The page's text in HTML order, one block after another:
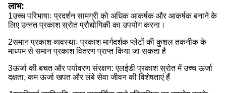
लाभ:
1उच्च परिभाषाः प्रदर्शन सामग्री को अधिक आकर्षक और आकर्षक बनाने के
लिए उन्नत प्रकाश स्रोत प्रौद्योगिकी का उपयोग करना।
2समान प्रकाश व्यवस्थाः प्रकाश मार्गदर्शक प्लेटों की कुशल तकनीक के
माध्यम से समान प्रकाश वितरण प्राप्त किया जा सकता है
3ऊर्जा की बचत और पर्यावरण संरक्षण: एलईडी प्रकाश स्रोत में उच्च ऊर्जा
दक्षता, कम ऊर्जा खपत और लंबे सेवा जीवन की विशेषताएं हैं